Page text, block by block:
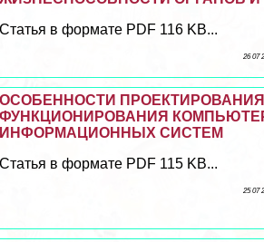
Статья в формате PDF 116 KB...
26 07
ОСОБЕННОСТИ ПРОЕКТИРОВАНИЯ
ФУНКЦИОНИРОВАНИЯ
ИНФОРМАЦИОННЫХ СИСТЕМ
Статья в формате PDF 115 KB...
25 07